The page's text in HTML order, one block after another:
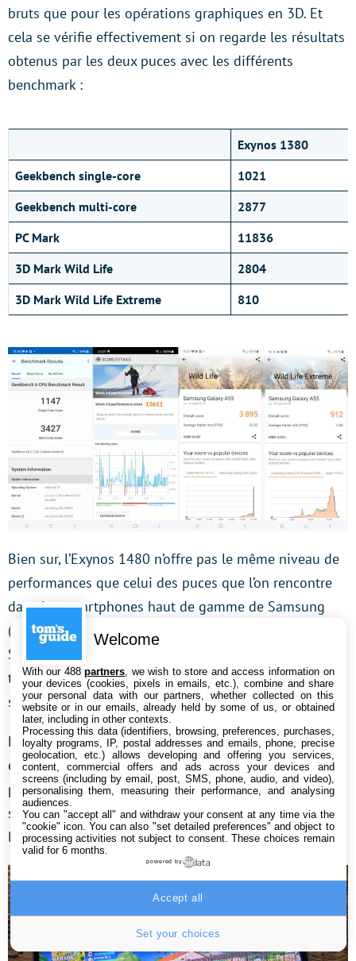
bruts que pour les opérations graphiques en 3D. Et
cela se vérifie effectivement si on regarde les résultats
obtenus par les deux puces avec les différents
benchmark :
Exynos 1380
Geekbench single-core
1021
Geekbench multi-core
2877
PC Mark
11836
3D Mark Wild Life
2804
3D Mark Wild Life Extreme
810
Bien sur, l’Exynos 1480 n’offre pas le même niveau de
performances que celui des puces que l’on rencontre
dans les smartphones haut de gamme de Samsung
(les Galaxy S), les Samsung Exynos 2400 et Qualcomm
Snapdragon 8 Gen 3. Même la puce Tensor G3 que l’on
trouve dans les derniers smartphones de Google
s’avèrent nettement plus performante.
En pratique, lorsqu’il s’agit de jouer, le GPU s’avère
efficace. Par exemple, avec le jeu Fortnite, on peut
profiter d’animations fluides (environ 30 images par
seconde en moyenne), avec un niveau graphique
Moyen.
Welcome
With our 488partners , we wish to store and access information on
your devices (cookies, pixels in emails, etc.), combine and share
your personal data with our partners, whether collected on this
website or in our emails, already held by some of us, or obtained
later, including in other contexts.
Processing this data (identifiers, browsing, preferences, purchases,
loyalty programs, IP, postal addresses and emails, phone, precise
geolocation, etc.) allows developing and offering you services,
content, commercial offers and ads across your devices and
screens (including by email, post, SMS, phone, audio, and video),
personalising them, measuring their performance, and analysing
audiences.
You can "accept all" and withdraw your consent at any time via the
"cookie" icon. You can also "set detailed preferences" and object to
processing activities not subject to consent. These choices remain
valid for 6 months.
powered by
Set your choices
Accept all